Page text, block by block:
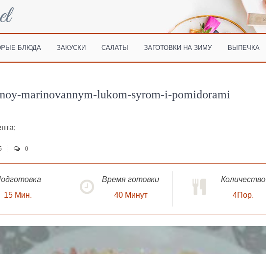
БЛЮДА ЗАКУСКИ САЛАТЫ ЗАГОТОВКИ НА ЗИМУ ВЫПЕЧКА
marinovannym-lukom-syrom-i-pomidorami
;
0
15 Мин.
Время готовки
40 Минут
Количество
4Пор.